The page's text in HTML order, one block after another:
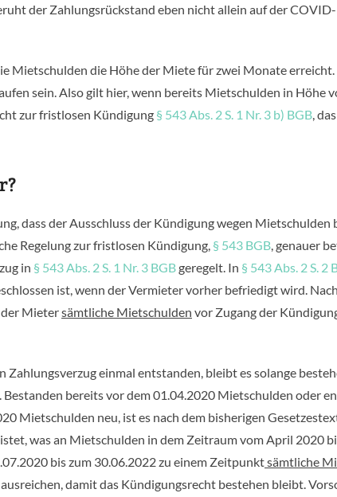
der Zahlungsrückstand eben nicht allein auf der
Mietschulden die Höhe der Miete für zwei Monate erreicht.
sein. Also gilt hier, wenn bereits Mietschulden in Höhe
zur fristlosen Kündigung § 543 Abs. 2 S. 1 Nr. 3 b) BGB,
dass der Ausschluss der Kündigung wegen Mietschulden
Regelung zur fristlosen Kündigung, § 543 BGB, genauer
in § 543 Abs. 2 S. 1 Nr. 3 BGBgeregelt. In § 543 Abs. 2 S. 2
ist, wenn der Vermieter vorher befriedigt wird.
der Mietersämtliche Mietschulden vor Zugang der
einmal entstanden, bleibt es solange
bereits vor dem 01.04.2020 Mietschulden oder
Mietschulden neu, ist es nach dem bisherigen
was an Mietschulden in dem Zeitraum vom April 2020
bis zum 30.06.2022 zu einem Zeitpunktsämtliche
damit das Kündigungsrecht bestehen bleibt.